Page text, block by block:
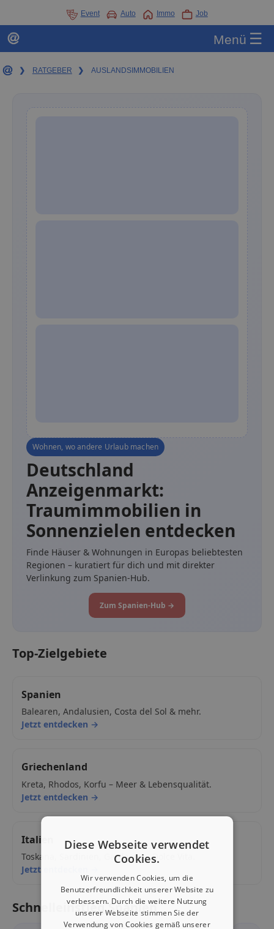
Event Auto Immo Job
Menü ☰
❯ RATGEBER ❯ AUSLANDSIMMOBILIEN
Wohnen, wo andere Urlaub machen
Deutschland
Anzeigenmarkt:
Traumimmobilien in
Sonnenzielen entdecken
Finde Häuser & Wohnungen in Europas beliebtesten
Regionen – kuratiert für dich und mit direkter
Verlinkung zum Spanien-Hub.
Zum Spanien-Hub →
Top-Zielgebiete
Spanien
Balearen, Andalusien, Costa del Sol & mehr.
Jetzt entdecken →
Griechenland
Kreta, Rhodos, Korfu – Meer & Lebensqualität.
Jetzt entdecken →
Italien
Toskana, Sardinien, Gardasee – Dolce Vita.
Jetzt entdecken →
Schnelleinstieg Spanien
Diese Webseite verwendet
Cookies.
Wir verwenden Cookies, um die
Benutzerfreundlichkeit unserer Website zu
verbessern. Durch die weitere Nutzung
unserer Webseite stimmen Sie der
Verwendung von Cookies gemäß unserer